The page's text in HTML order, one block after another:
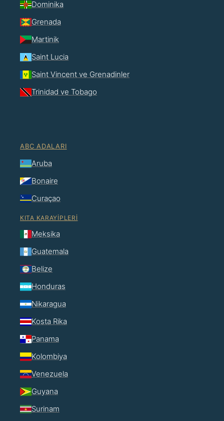
Dominika
Grenada
Martinik
Saint Lucia
Saint Vincent ve Grenadinler
Trinidad ve Tobago
ABC ADALARI
Aruba
Bonaire
Curaçao
KITA KARAYIPLERI
Meksika
Guatemala
Belize
Honduras
Nikaragua
Kosta Rika
Panama
Kolombiya
Venezuela
Guyana
Surinam